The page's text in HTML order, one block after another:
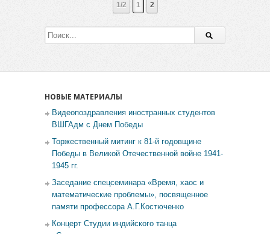
1/2 1 2
НОВЫЕ МАТЕРИАЛЫ
Видеопоздравления иностранных студентов
ВШГАдм с Днем Победы
Торжественный митинг к 81-й годовщине
Победы в Великой Отечественной войне 1941-
1945 гг.
Заседание спецсеминара «Время, хаос и
математические проблемы», посвященное
памяти профессора А.Г.Костюченко
Концерт Студии индийского танца